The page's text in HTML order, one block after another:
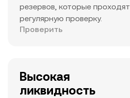
резервов, которые проходят
регулярную проверку.
Проверить
Высокая
ликвидность